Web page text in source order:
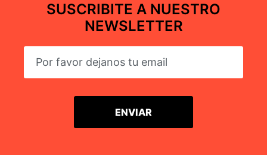
SUSCRIBITE A NUESTRO
NEWSLETTER